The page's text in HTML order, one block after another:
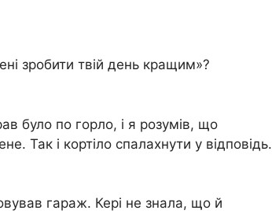
зробити твій день кращим»?
було по горло, і я розумів, що
Так і кортіло спалахнути у відповідь.
гараж. Кері не знала, що й